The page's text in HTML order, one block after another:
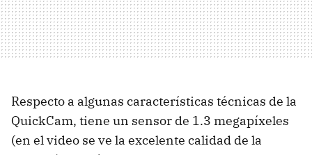
Respecto a algunas características técnicas de la
QuickCam, tiene un sensor de 1.3 megapíxeles
(en el video se ve la excelente calidad de la